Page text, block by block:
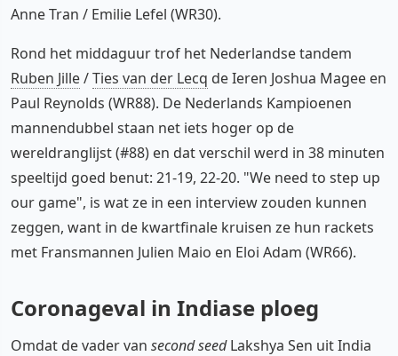
Anne Tran / Emilie Lefel (WR30).
Rond het middaguur trof het Nederlandse tandem
Ruben Jille/Ties van der Lecq de Ieren Joshua Magee en
Paul Reynolds (WR88). De Nederlands Kampioenen
mannendubbel staan net iets hoger op de
wereldranglijst (#88) en dat verschil werd in 38 minuten
speeltijd goed benut: 21-19, 22-20. "We need to step up
our game", is wat ze in een interview zouden kunnen
zeggen, want in de kwartfinale kruisen ze hun rackets
met Fransmannen Julien Maio en Eloi Adam (WR66).
Coronageval in Indiase ploeg
Omdat de vader van second seedLakshya Sen uit India